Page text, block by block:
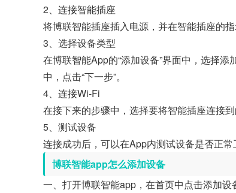
2、连接智能插座
将博联智能插座插入电源，并在智能插座的
3、选择设备类型
在博联智能App的“添加设备”界面中，选择
中，点击“下一步”。
4、连接Wi-Fi
在接下来的步骤中，选择要将智能插座连接
5、测试设备
连接成功后，可以在App内测试设备是否正常
博联智能app怎么添加设备
一、打开博联智能app，在首页中点击添加设